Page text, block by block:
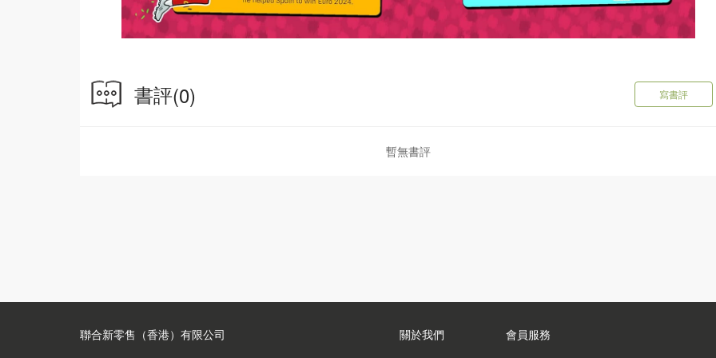
書評(0) 寫書評
暫無書評
聯合新零售（香港）有限公司 關於我們 會員服務